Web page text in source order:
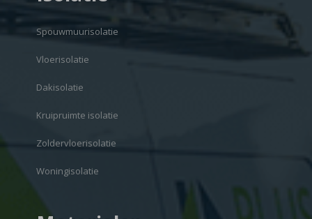
Spouwmuurisolatie
Vloerisolatie
Dakisolatie
Kruipruimte isolatie
Zoldervloerisolatie
Woningisolatie